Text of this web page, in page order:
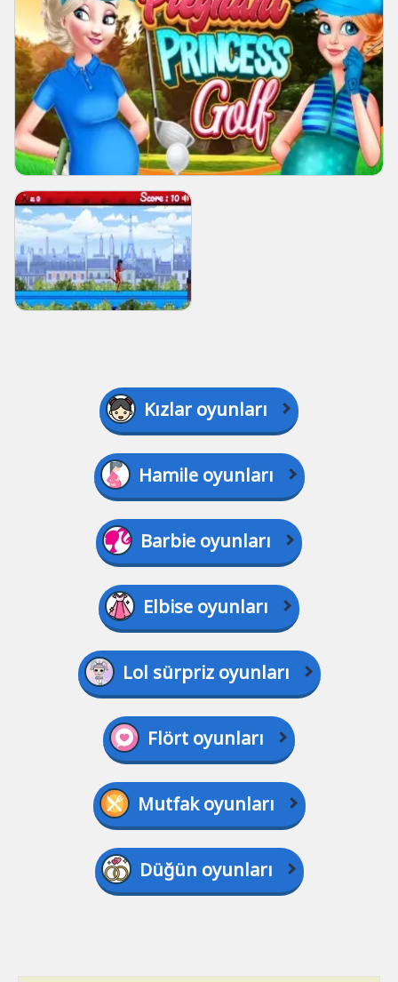
Kızlar oyunları
Hamile oyunları
Barbie oyunları
Elbise oyunları
Lol sürpriz oyunları
Flört oyunları
Mutfak oyunları
Düğün oyunları